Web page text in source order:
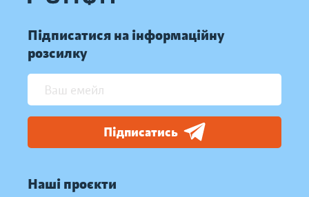
Підписатися на інформаційну
розсилку
Підписатись
Наші проєкти